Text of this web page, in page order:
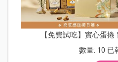
【免費試吃】實心蛋
數量: 10 已